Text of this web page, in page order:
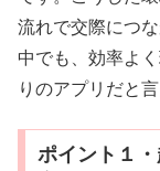
流れで交際につ
中でも、効率よ
りのアプリだと
ポイント１